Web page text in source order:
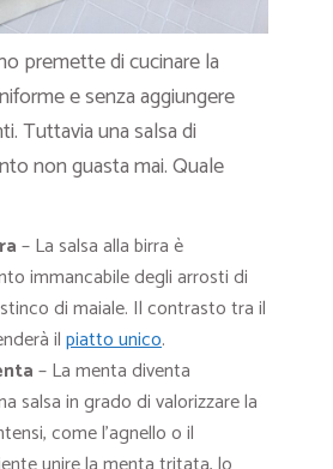
premette di cucinare la
e senza aggiungere
Tuttavia una salsa di
non guasta mai. Quale
– La salsa alla birra è
immancabile degli arrosti di
di maiale. Il contrasto tra il
ilpiatto unico.
– La menta diventa
salsa in grado di valorizzare la
come l’agnello o il